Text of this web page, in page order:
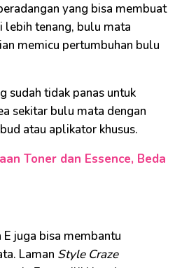
yang bisa membuat
lebih tenang, bulu mata
memicu pertumbuhan bulu
sudah tidak panas untuk
sekitar bulu mata dengan
atau aplikator khusus.
Toner dan Essence, Beda
juga bisa membantu
Laman Style Craze